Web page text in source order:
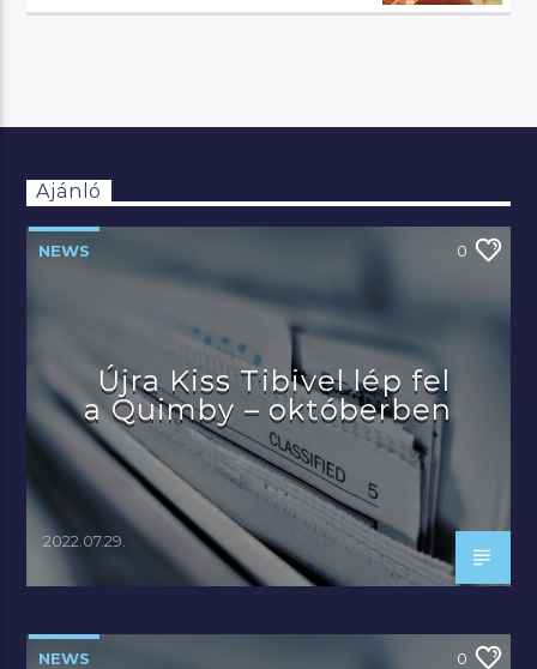
Ajánló
NEWS 0
Újra Kiss Tibivel lép fel
a Quimby – októberben
2022.07.29.
NEWS 0